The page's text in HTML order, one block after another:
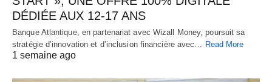
DÉDIÉE AUX 12-17 ANS
Banque Atlantique, en partenariat avec Wizall Money, poursuit sa
stratégie d’innovation et d’inclusion financière avec… Read More
1 semaine ago